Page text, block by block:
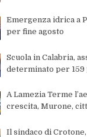
Emergenza idrica a
per fine agosto
Scuola in Calabria,
determinato per 159
A Lamezia Terme
crescita, Murone,
Il sindaco di